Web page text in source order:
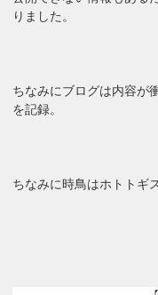
りました。
ちなみにブログは内容が
を記録。
ちなみに時鳥はホトトギ